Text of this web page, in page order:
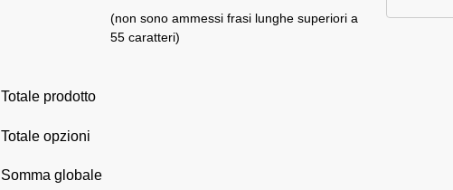
(non sono ammessi frasi lunghe superiori a
55 caratteri)
Totale prodotto
Totale opzioni
Somma globale